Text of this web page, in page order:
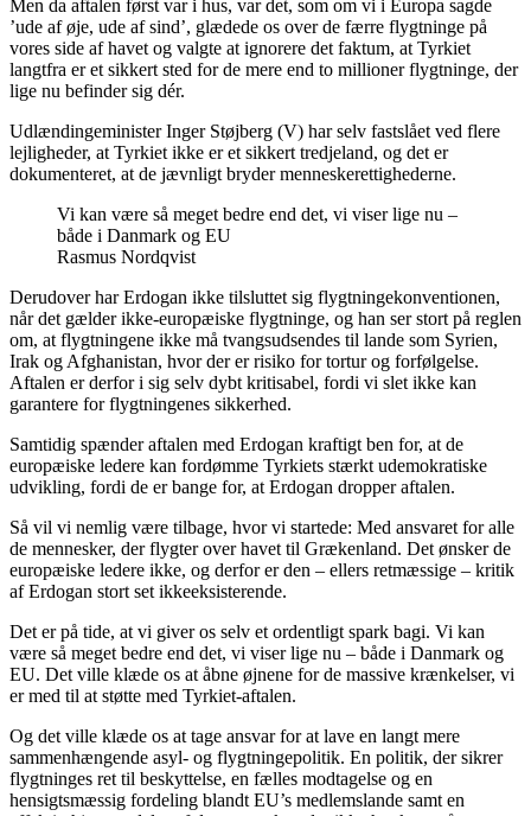
Men da aftalen først var i hus, var det, som om vi i Europa sagde
’ude af øje, ude af sind’, glædede os over de færre flygtninge på
vores side af havet og valgte at ignorere det faktum, at Tyrkiet
langtfra er et sikkert sted for de mere end to millioner flygtninge, der
lige nu befinder sig dér.
Udlændingeminister Inger Støjberg (V) har selv fastslået ved flere
lejligheder, at Tyrkiet ikke er et sikkert tredjeland, og det er
dokumenteret, at de jævnligt bryder menneskerettighederne.
Vi kan være så meget bedre end det, vi viser lige nu –
både i Danmark og EU
Rasmus Nordqvist
Derudover har Erdogan ikke tilsluttet sig flygtningekonventionen,
når det gælder ikke-europæiske flygtninge, og han ser stort på reglen
om, at flygtningene ikke må tvangsudsendes til lande som Syrien,
Irak og Afghanistan, hvor der er risiko for tortur og forfølgelse.
Aftalen er derfor i sig selv dybt kritisabel, fordi vi slet ikke kan
garantere for flygtningenes sikkerhed.
Samtidig spænder aftalen med Erdogan kraftigt ben for, at de
europæiske ledere kan fordømme Tyrkiets stærkt udemokratiske
udvikling, fordi de er bange for, at Erdogan dropper aftalen.
Så vil vi nemlig være tilbage, hvor vi startede: Med ansvaret for alle
de mennesker, der flygter over havet til Grækenland. Det ønsker de
europæiske ledere ikke, og derfor er den – ellers retmæssige – kritik
af Erdogan stort set ikkeeksisterende.
Det er på tide, at vi giver os selv et ordentligt spark bagi. Vi kan
være så meget bedre end det, vi viser lige nu – både i Danmark og
EU. Det ville klæde os at åbne øjnene for de massive krænkelser, vi
er med til at støtte med Tyrkiet-aftalen.
Og det ville klæde os at tage ansvar for at lave en langt mere
sammenhængende asyl- og flygtningepolitik. En politik, der sikrer
flygtninges ret til beskyttelse, en fælles modtagelse og en
hensigtsmæssig fordeling blandt EU’s medlemslande samt en